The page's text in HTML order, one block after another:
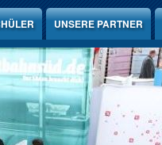
UNSERE PARTNER